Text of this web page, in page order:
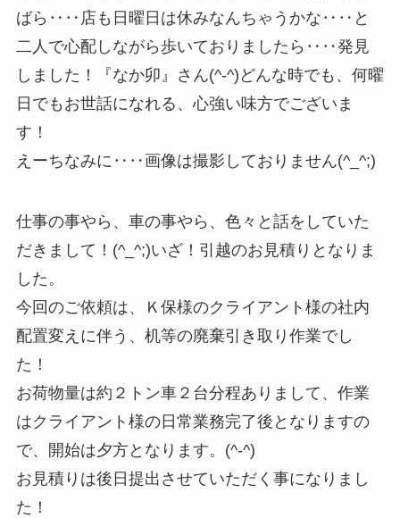
ばら‥‥店も日曜日は休みなんちゃうかな‥‥と
二人で心配しながら歩いておりましたら‥‥発見
しました！『なか卯』さん(^-^)どんな時でも、何曜
日でもお世話になれる、心強い味方でございま
す！
えーちなみに‥‥画像は撮影しておりません(^_^;)
仕事の事やら、車の事やら、色々と話をしていた
だきまして！(^_^;)いざ！引越のお見積りとなりま
した。
今回のご依頼は、Ｋ保様のクライアント様の社内
配置変えに伴う、机等の廃棄引き取り作業でし
た！
お荷物量は約２トン車２台分程ありまして、作業
はクライアント様の日常業務完了後となりますの
で、開始は夕方となります。(^-^)
お見積りは後日提出させていただく事になりまし
た！